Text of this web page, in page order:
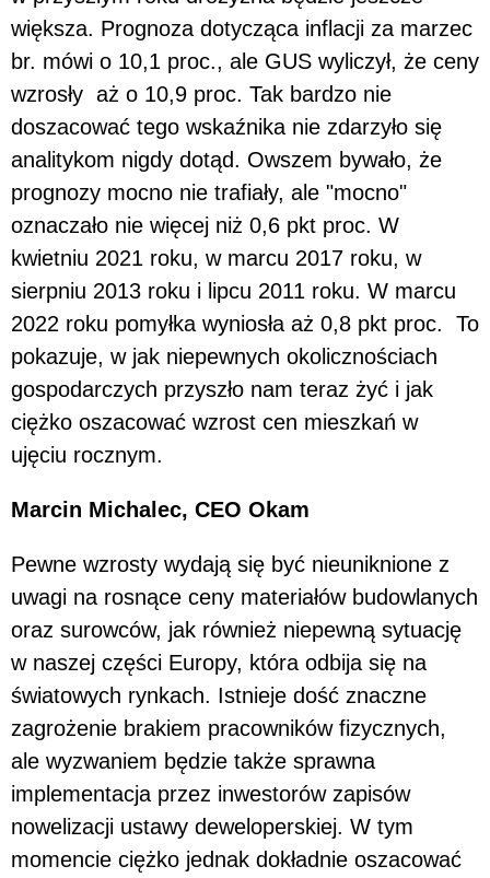
większa. Prognoza dotycząca inflacji za marzec
br. mówi o 10,1 proc., ale GUS wyliczył, że ceny
wzrosły aż o 10,9 proc. Tak bardzo nie
doszacować tego wskaźnika nie zdarzyło się
analitykom nigdy dotąd. Owszem bywało, że
prognozy mocno nie trafiały, ale "mocno"
oznaczało nie więcej niż 0,6 pkt proc. W
kwietniu 2021 roku, w marcu 2017 roku, w
sierpniu 2013 roku i lipcu 2011 roku. W marcu
2022 roku pomyłka wyniosła aż 0,8 pkt proc. To
pokazuje, w jak niepewnych okolicznościach
gospodarczych przyszło nam teraz żyć i jak
ciężko oszacować wzrost cen mieszkań w
ujęciu rocznym.
Marcin Michalec, CEO Okam
Pewne wzrosty wydają się być nieuniknione z
uwagi na rosnące ceny materiałów budowlanych
oraz surowców, jak również niepewną sytuację
w naszej części Europy, która odbija się na
światowych rynkach. Istnieje dość znaczne
zagrożenie brakiem pracowników fizycznych,
ale wyzwaniem będzie także sprawna
implementacja przez inwestorów zapisów
nowelizacji ustawy deweloperskiej. W tym
momencie ciężko jednak dokładnie oszacować